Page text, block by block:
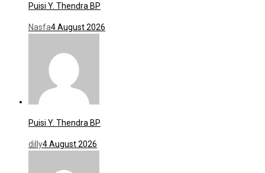
Puisi Y. Thendra BP
Nasfa4 August 2026
Puisi Y. Thendra BP
dilly4 August 2026